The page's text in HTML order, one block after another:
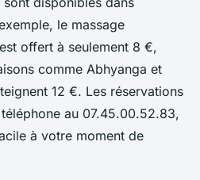
le massage
offert à seulement 8 €,
comme Abhyanga et
12 €. Les réservations
au 07.45.00.52.83,
à votre moment de